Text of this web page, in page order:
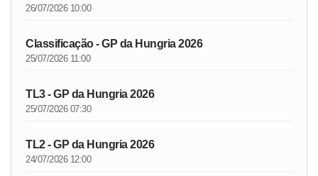
26/07/2026 10:00
Classificação - GP da Hungria 2026
25/07/2026 11:00
TL3 - GP da Hungria 2026
25/07/2026 07:30
TL2 - GP da Hungria 2026
24/07/2026 12:00